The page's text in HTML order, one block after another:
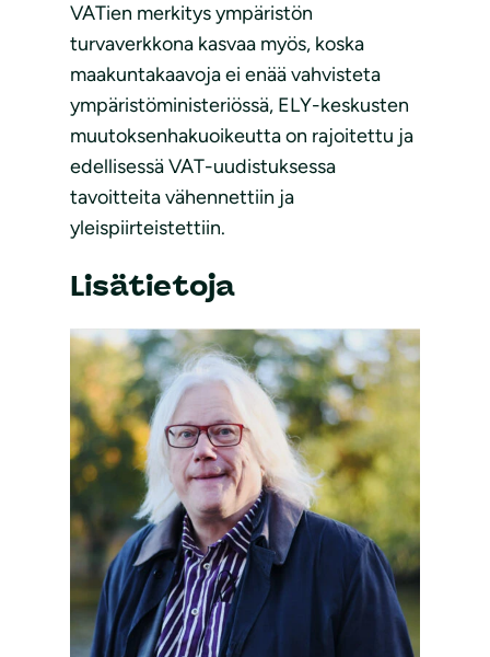
VATien merkitys ympäristön
turvaverkkona kasvaa myös, koska
maakuntakaavoja ei enää vahvisteta
ympäristöministeriössä, ELY-keskusten
muutoksenhakuoikeutta on rajoitettu ja
edellisessä VAT-uudistuksessa
tavoitteita vähennettiin ja
yleispiirteistettiin.
Lisätietoja